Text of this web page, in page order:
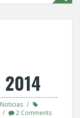
Noticias
2 Comments